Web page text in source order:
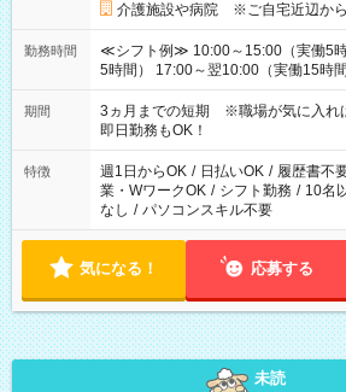
介護施設や病院 ※ご自宅近辺か
勤務時間
≪シフト例≫ 10:00～15:00（実働5
5時間） 17:00～翌10:00（実働15時間）など ご希望
働く時間は調整できます！ お気軽に
期間
3ヵ月までの短期 ※職場が気に入れ
即日勤務もOK！
特徴 週1日からOK / 日払いOK / 履歴書不
業・WワークOK / シフト勤務 / 10名
なし / パソコンスキル不要
気になる！ 応募する
未読